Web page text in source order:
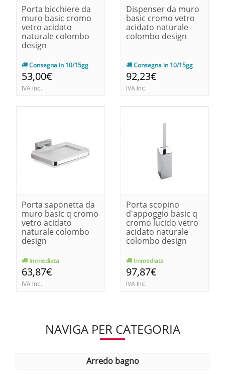
Porta bicchiere da
muro basic cromo
vetro acidato
naturale colombo
design
Consegna in 10/15gg
53,00€
IVA Inc.
Dispenser da muro
basic cromo vetro
acidato naturale
colombo design
Consegna in 10/15gg
92,23€
IVA Inc.
Porta saponetta da
muro basic q cromo
vetro acidato
naturale colombo
design
Immediata
63,87€
IVA Inc.
Porta scopino
d'appoggio basic q
cromo lucido vetro
acidato naturale
colombo design
Immediata
97,87€
IVA Inc.
NAVIGA PER CATEGORIA
arredo bagno